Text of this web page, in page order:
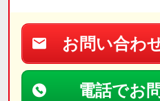
お問い合わ
電話でお